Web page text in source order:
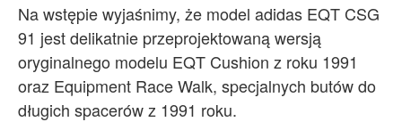
Na wstępie wyjaśnimy, że model adidas EQT CSG
91 jest delikatnie przeprojektowaną wersją
oryginalnego modelu EQT Cushion z roku 1991
oraz Equipment Race Walk, specjalnych butów do
długich spacerów z 1991 roku.